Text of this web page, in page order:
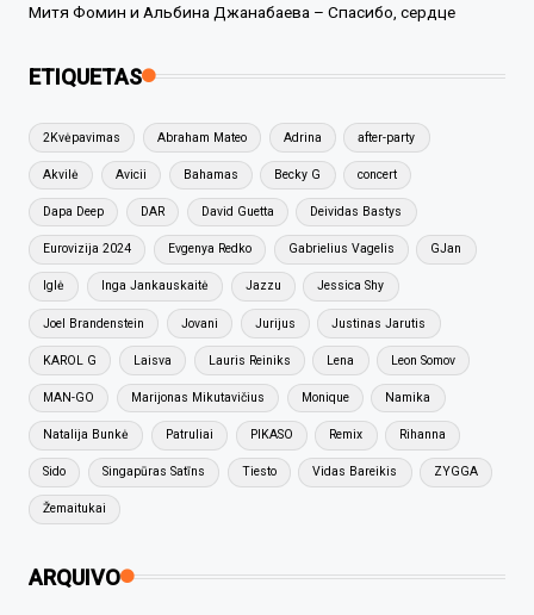
Митя Фомин и Альбина Джанабаева – Спасибо, сердце
ETIQUETAS
2Kvėpavimas Abraham Mateo Adrina after-party
Akvilė Avicii Bahamas Becky G concert
Dapa Deep DAR David Guetta Deividas Bastys
Eurovizija 2024 Evgenya Redko Gabrielius Vagelis GJan
Iglė Inga Jankauskaitė Jazzu Jessica Shy
Joel Brandenstein Jovani Jurijus Justinas Jarutis
KAROL G Laisva Lauris Reiniks Lena Leon Somov
MAN-GO Marijonas Mikutavičius Monique Namika
Natalija Bunkė Patruliai PIKASO Remix Rihanna
Sido Singapūras Satīns Tiesto Vidas Bareikis ZYGGA
Žemaitukai
ARQUIVO